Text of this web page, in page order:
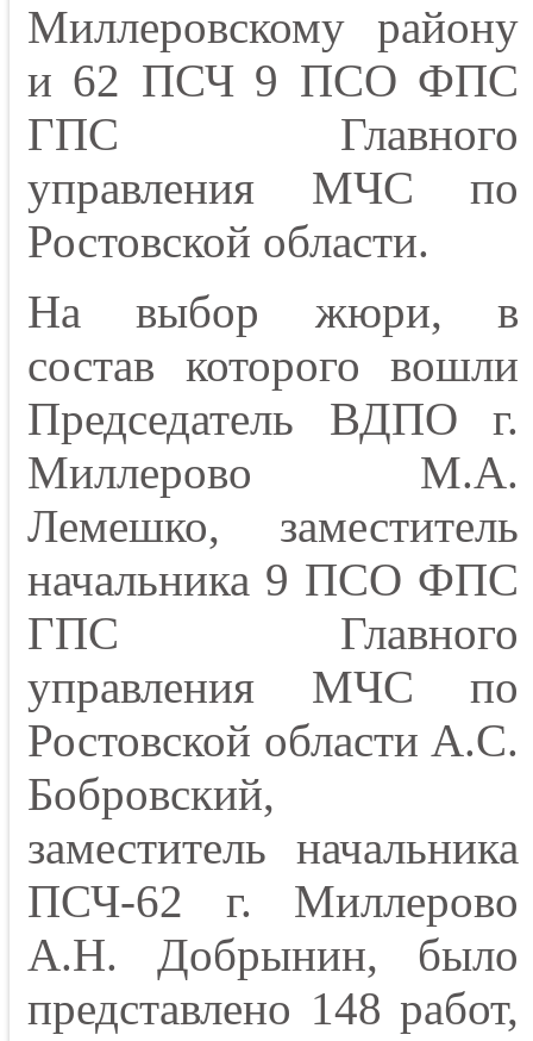
Миллеровскому району
и 62 ПСЧ 9 ПСО ФПС
ГПС Главного
управления МЧС по
Ростовской области.
На выбор жюри, в
состав которого вошли
Председатель ВДПО г.
Миллерово М.А.
Лемешко, заместитель
начальника 9 ПСО ФПС
ГПС Главного
управления МЧС по
Ростовской области А.С.
Бобровский,
заместитель начальника
ПСЧ-62 г. Миллерово
А.Н. Добрынин, было
представлено 148 работ,